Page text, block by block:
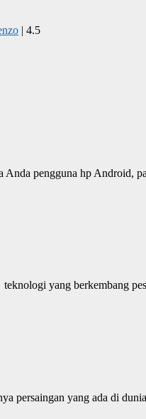
| 4.5
Anda pengguna hp Android,
yang berkembang
persaingan yang ada di